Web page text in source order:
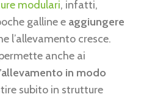
modulari, infatti,
galline e aggiungere
l’allevamento cresce.
anche ai
in modo
subito in strutture